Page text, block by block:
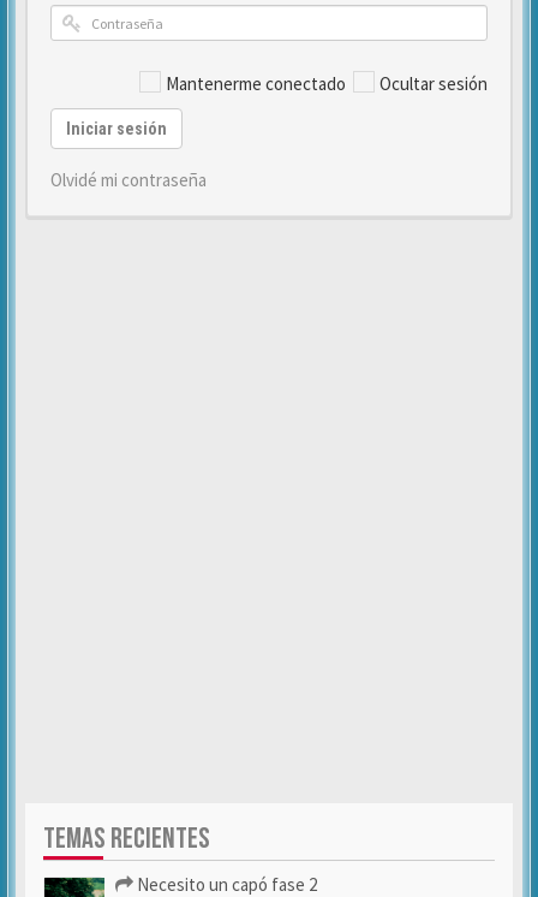
Mantenerme conectado Ocultar sesión
Iniciar sesión
Olvidé mi contraseña
TEMAS RECIENTES
Necesito un capó fase 2